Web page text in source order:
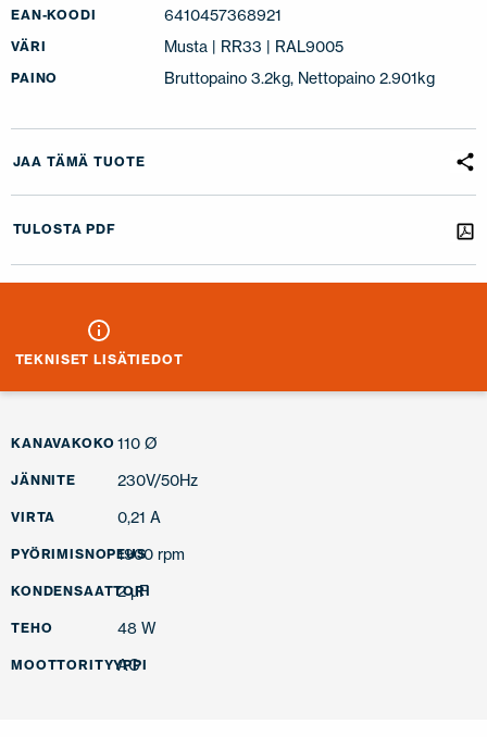
EAN-KOODI 6410457368921
VÄRI Musta | RR33 | RAL9005
PAINO Bruttopaino 3.2kg, Nettopaino 2.901kg
JAA TÄMÄ TUOTE
TULOSTA PDF
TEKNISET LISÄTIEDOT
KANAVAKOKO 110 Ø
JÄNNITE 230V/50Hz
VIRTA 0,21 A
PYÖRIMISNOPEUS1900 rpm
KONDENSAATTORI
2 µF
TEHO 48 W
MOOTTORITYYPPI
AC